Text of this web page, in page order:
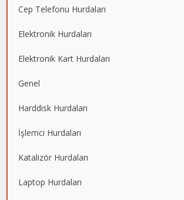
Cep Telefonu Hurdaları
Elektronik Hurdaları
Elektronik Kart Hurdaları
Genel
Harddisk Hurdaları
İşlemci Hurdaları
Katalizör Hurdaları
Laptop Hurdaları